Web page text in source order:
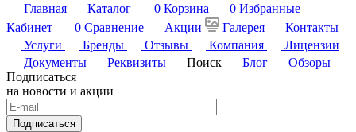
Главная Каталог 0 Корзина 0 Избранные
Кабинет
0 Сравнение Акции Галерея
Контакты
Услуги
Бренды Отзывы Компания
Лицензии
Документы
Реквизиты Поиск Блог
Обзоры
Подписаться
на новости и акции
Подписаться